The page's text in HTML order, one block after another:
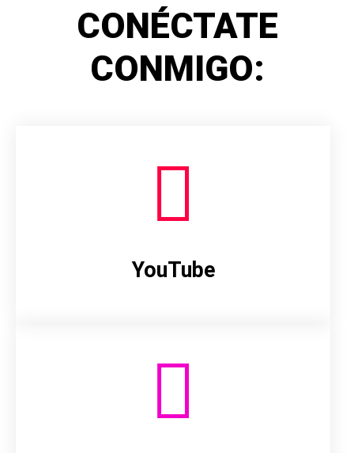
CONÉCTATE
CONMIGO:
YouTube